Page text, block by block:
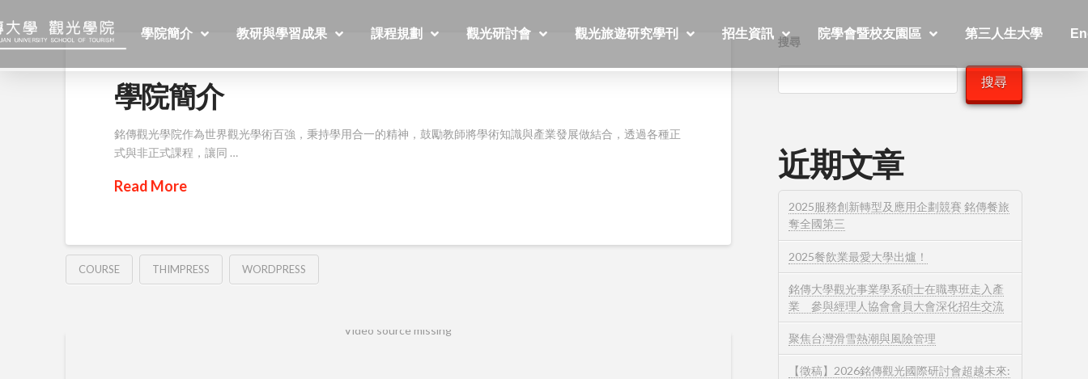
學院簡介 教研與學習成果 課程規劃 觀光研討會 觀光旅遊研究學刊 招生資訊 院學會暨校友園區 第三人生大學
學院簡介
銘傳觀光學院作為世界觀光學術百強，秉持學用合一的精神，鼓勵教師將學術知識與產業發展做結合，透過各種正
式與非正式課程，讓同 …
Read More
COURSE THIMPRESS WORDPRESS
Video source missing
搜尋
搜尋
近期文章
2025服務創新轉型及應用企劃競賽 銘傳餐旅
奪全國第三
2025餐飲業最愛大學出爐！
銘傳大學觀光事業學系碩士在職專班走入產
業 參與經理人協會會員大會深化招生交流
聚焦台灣滑雪熱潮與風險管理
【徵稿】2026銘傳觀光國際研討會超越未來: